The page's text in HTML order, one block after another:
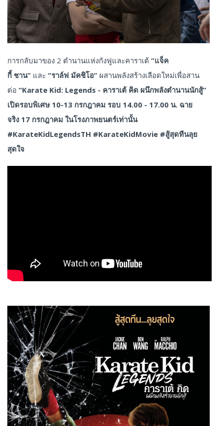
การกลับมาของ 2 ตำนานแห่งกังฟูและคาราเต้ “แจ็ค
กี้ ชาน” และ “ราล์ฟ มัคชิโอ” ผสานพลังสร้างเลือดใหม่เพื่อสาน
ต่อ “Karate Kid: Legends - คาราเต้ คิด ผนึกพลังตำนานนักสู้”
เปิดรอบพิเศษ 10-13 กรกฎาคม รอบ 14.00 - 17.00 น. ฉาย
จริง 17 กรกฎาคม ในโรงภาพยนตร์เท่านั้น
#KarateKidLegendsTH #KarateKidMovie #สู้สุดทีนลุย
สุดใจ